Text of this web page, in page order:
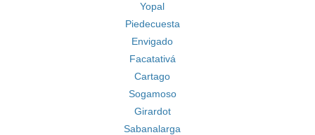
Yopal
Piedecuesta
Envigado
Facatativá
Cartago
Sogamoso
Girardot
Sabanalarga